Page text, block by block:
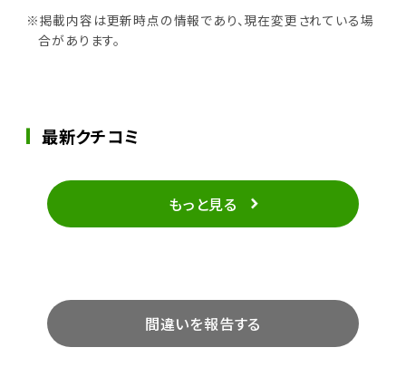
※掲載内容は更新時点の情報であり、現在変更されている場
合があります。
最新クチコミ
もっと見る
間違いを報告する